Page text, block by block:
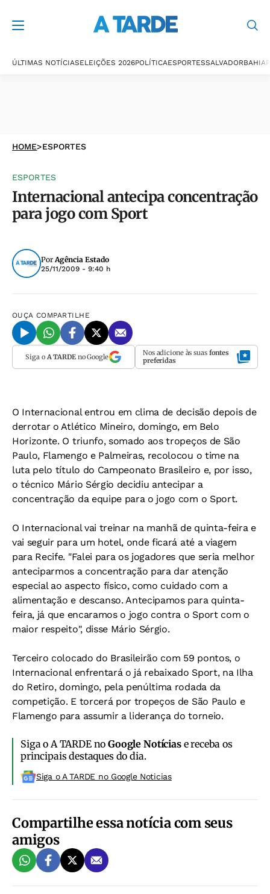
ÚLTIMAS NOTÍCIASELEIÇÕES 2026POLÍTICAESPORTESSALVADORBAHIA
HOME>ESPORTES
ESPORTES
Internacional antecipa concentração
para jogo com Sport
PorAgência Estado
25/11/2009 - 9:40 h
OUÇA COMPARTILHE
Siga o A TARDEno Google Nos adicione às suas fontes
preferidas
O Internacional entrou em clima de decisão depois de
derrotar o Atlético Mineiro, domingo, em Belo
Horizonte. O triunfo, somado aos tropeços de São
Paulo, Flamengo e Palmeiras, recolocou o time na
luta pelo título do Campeonato Brasileiro e, por isso,
o técnico Mário Sérgio decidiu antecipar a
concentração da equipe para o jogo com o Sport.
O Internacional vai treinar na manhã de quinta-feira e
vai seguir para um hotel, onde ficará até a viagem
para Recife. "Falei para os jogadores que seria melhor
anteciparmos a concentração para dar atenção
especial ao aspecto físico, como cuidado com a
alimentação e descanso. Antecipamos para quinta-
feira, já que encaramos o jogo contra o Sport com o
maior respeito", disse Mário Sérgio.
Terceiro colocado do Brasileirão com 59 pontos, o
Internacional enfrentará o já rebaixado Sport, na Ilha
do Retiro, domingo, pela penúltima rodada da
competição. E torcerá por tropeços de São Paulo e
Flamengo para assumir a liderança do torneio.
Siga o A TARDE noGoogle Notíciase receba os
principais destaques do dia.
Siga o A TARDE no Google Noticias
Compartilhe essa notícia com seus
amigos